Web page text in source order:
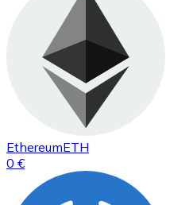
EthereumETH
0 €